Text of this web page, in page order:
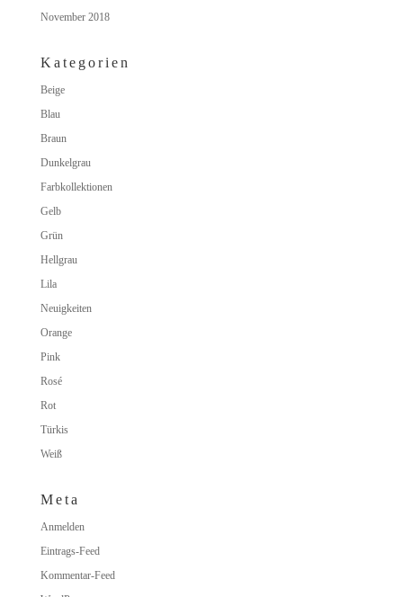
November 2018
Kategorien
Beige
Blau
Braun
Dunkelgrau
Farbkollektionen
Gelb
Grün
Hellgrau
Lila
Neuigkeiten
Orange
Pink
Rosé
Rot
Türkis
Weiß
Meta
Anmelden
Eintrags-Feed
Kommentar-Feed